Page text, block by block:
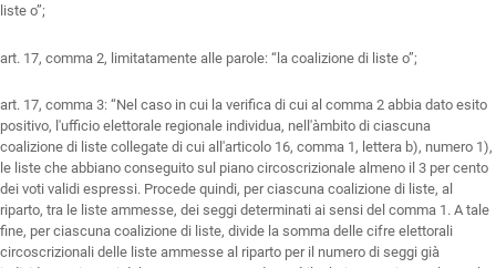
liste o”;
art. 17, comma 2, limitatamente alle parole: “la coalizione di liste o”;
art. 17, comma 3: “Nel caso in cui la verifica di cui al comma 2 abbia dato esito
positivo, l'ufficio elettorale regionale individua, nell'àmbito di ciascuna
coalizione di liste collegate di cui all'articolo 16, comma 1, lettera b), numero 1),
le liste che abbiano conseguito sul piano circoscrizionale almeno il 3 per cento
dei voti validi espressi. Procede quindi, per ciascuna coalizione di liste, al
riparto, tra le liste ammesse, dei seggi determinati ai sensi del comma 1. A tale
fine, per ciascuna coalizione di liste, divide la somma delle cifre elettorali
circoscrizionali delle liste ammesse al riparto per il numero di seggi già